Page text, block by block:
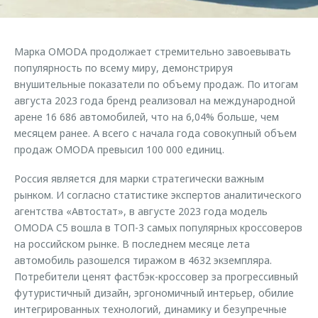
Аксессуары
Одежда и сувениры
Оригинальные аксессуары
Запчасти
Калькулятор трейд-ин
O&J Автоклуб
Клуб владельцев OMODA
Приложение O&J
Аксессуары
Оригинальные аксессуары
Запчасти
Обратная связь
Марка OMODA продолжает стремительно завоевывать
популярность по всему миру, демонстрируя
внушительные показатели по объему продаж. По итогам
августа 2023 года бренд реализовал на международной
арене 16 686 автомобилей, что на 6,04% больше, чем
месяцем ранее. А всего с начала года совокупный объем
продаж OMODA превысил 100 000 единиц.
Россия является для марки стратегически важным
рынком. И согласно статистике экспертов аналитического
агентства «Автостат», в августе 2023 года модель
OMODA C5 вошла в ТОП-3 самых популярных кроссоверов
на российском рынке. В последнем месяце лета
автомобиль разошелся тиражом в 4632 экземпляра.
Потребители ценят фастбэк-кроссовер за прогрессивный
футуристичный дизайн, эргономичный интерьер, обилие
интегрированных технологий, динамику и безупречные